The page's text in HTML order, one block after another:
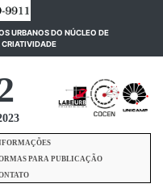
URBANOS DO NÚCLEO DE
(current)
PARA PUBLICAÇÃO